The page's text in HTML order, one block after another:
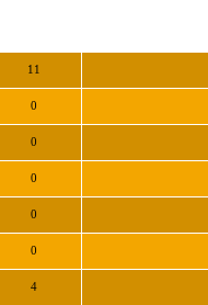
11
0
0
0
0
0
4